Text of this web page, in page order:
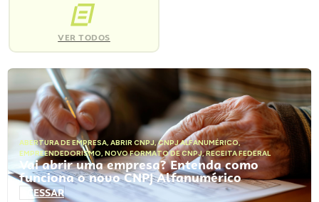
VER TODOS
ABERTURA DE EMPRESA, ABRIR CNPJ,CNPJ ALFANUMÉRICO,
EMPREENDEDORISMO, NOVO FORMATO DE CNPJ,RECEITA FEDERAL
Vai abrir uma empresa? Entenda como
funciona o novo CNPJ Alfanumérico
ACESSAR